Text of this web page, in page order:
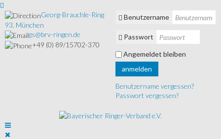
Georg-Brauchle-Ring
93, München
gs@brv-ringen.de
+49 (0) 89/15702-370
Benutzername
Passwort
Angemeldet bleiben
anmelden
Benutzername vergessen?
Passwort vergessen?